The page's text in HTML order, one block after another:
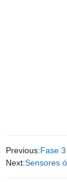
Previous:Fase
Next:Sensores